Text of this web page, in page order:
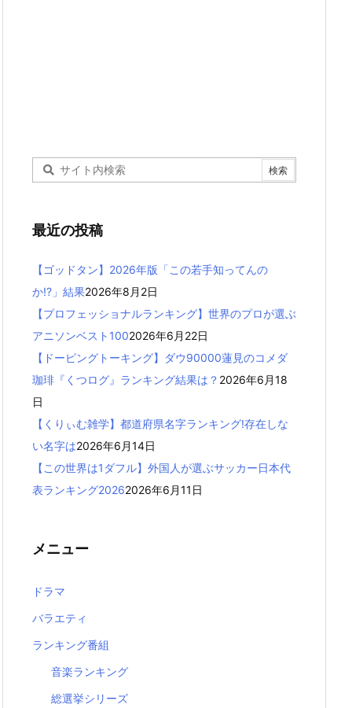
最近の投稿
【ゴッドタン】2026年版「この若手知ってんの
か!?」結果2026年8月2日
【プロフェッショナルランキング】世界のプロが選ぶ
アニソンベスト1002026年6月22日
【ドーピングトーキング】ダウ90000蓮見のコメダ
珈琲『くつログ』ランキング結果は？ 2026年6月18
日
【くりぃむ雑学】都道府県名字ランキング!存在しな
い名字は2026年6月14日
【この世界は1ダフル】外国人が選ぶサッカー日本代
表ランキング20262026年6月11日
メニュー
ドラマ
バラエティ
ランキング番組
音楽ランキング
総選挙シリーズ